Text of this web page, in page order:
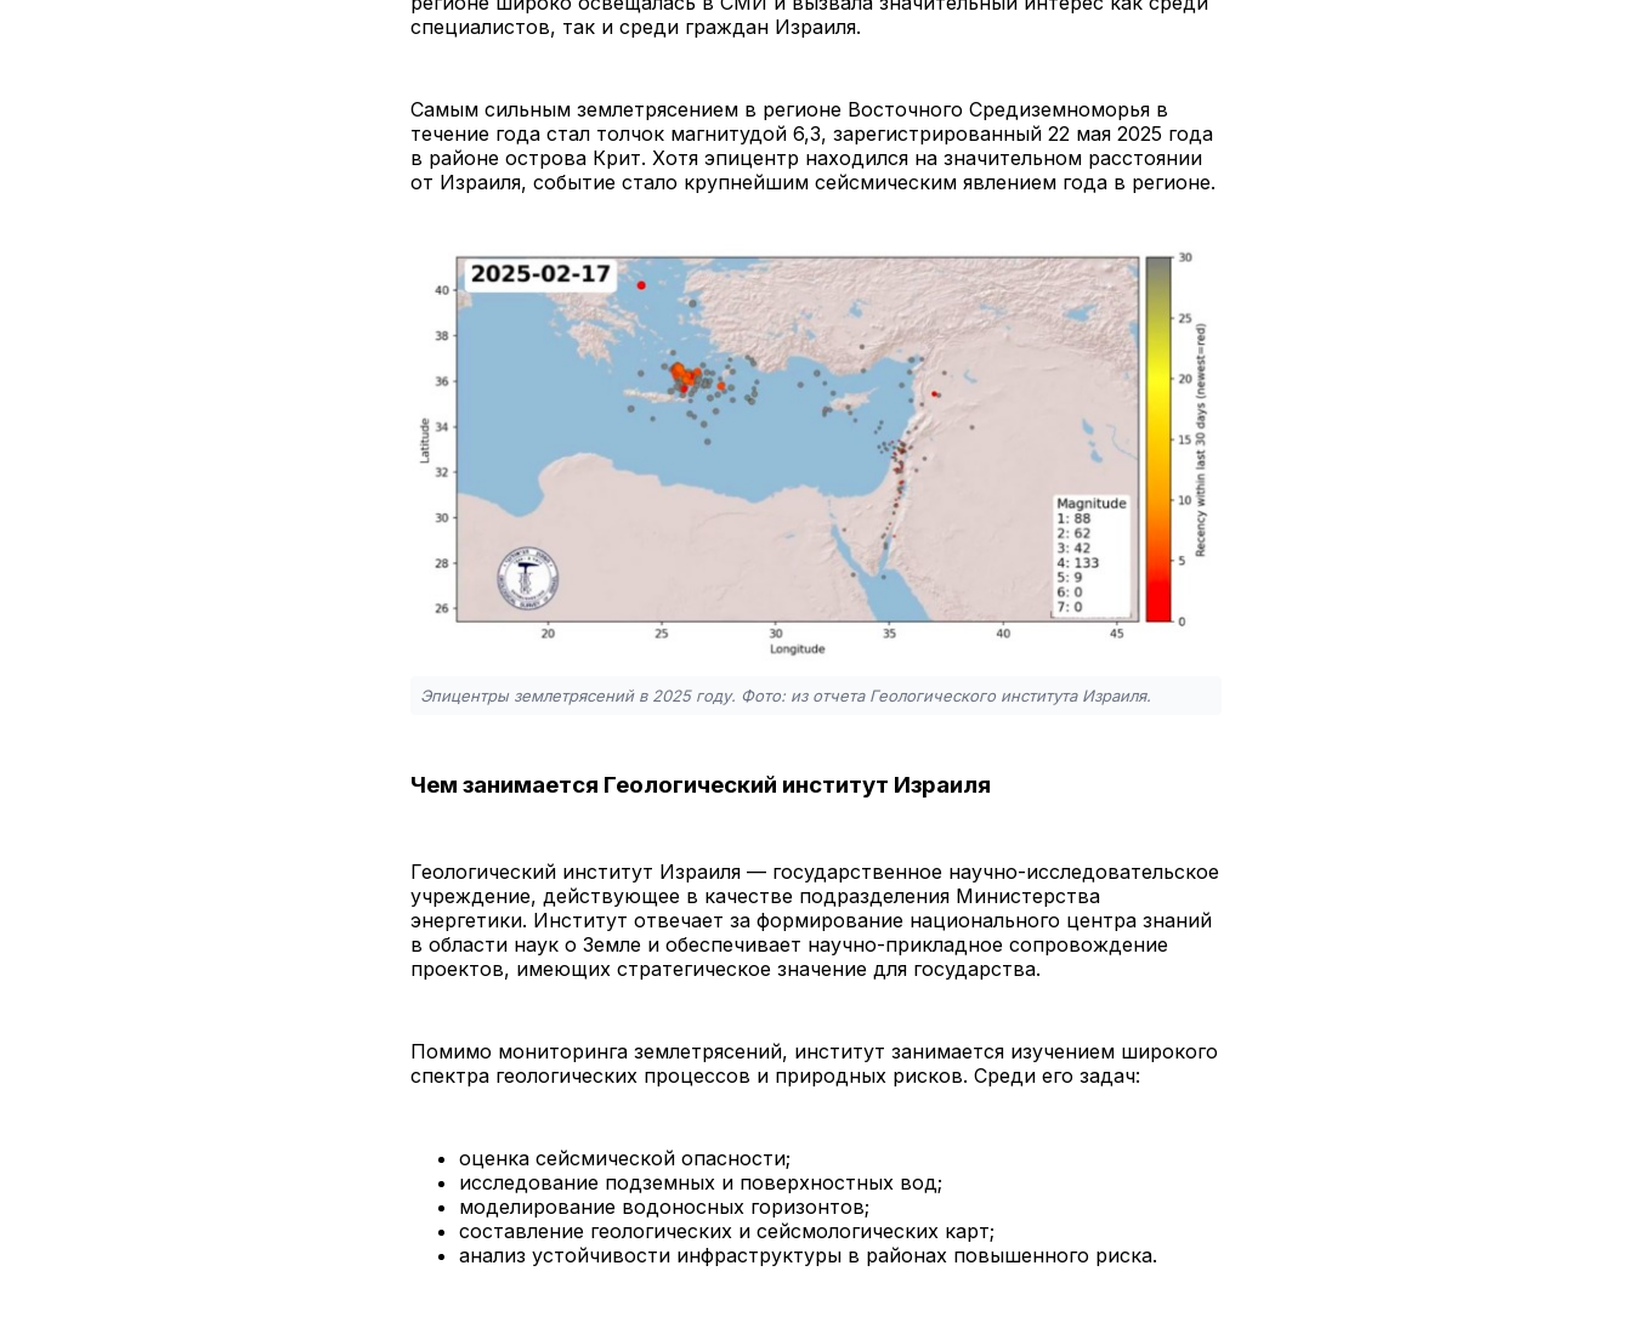
специалистов, так и среди граждан Израиля.
Самым сильным землетрясением в регионе Восточного Средиземноморья в
течение года стал толчок магнитудой 6,3, зарегистрированный 22 мая 2025 года
в районе острова Крит. Хотя эпицентр находился на значительном расстоянии
от Израиля, событие стало крупнейшим сейсмическим явлением года в регионе.
Эпицентры землетрясений в 2025 году. Фото: из отчета Геологического института Израиля.
Чем занимается Геологический институт Израиля
Геологический институт Израиля — государственное научно-исследовательское
учреждение, действующее в качестве подразделения Министерства
энергетики. Институт отвечает за формирование национального центра знаний
в области наук о Земле и обеспечивает научно-прикладное сопровождение
проектов, имеющих стратегическое значение для государства.
Помимо мониторинга землетрясений, институт занимается изучением широкого
спектра геологических процессов и природных рисков. Среди его задач:
оценка сейсмической опасности;
исследование подземных и поверхностных вод;
моделирование водоносных горизонтов;
составление геологических и сейсмологических карт;
анализ устойчивости инфраструктуры в районах повышенного риска.